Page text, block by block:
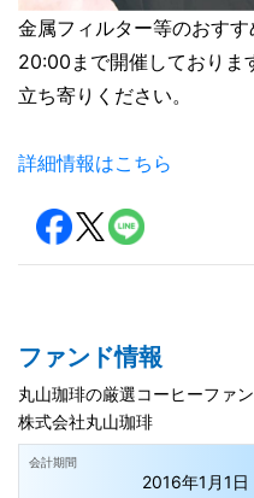
金属フィルター等のおすす
20:00まで開催しておりま
立ち寄りください。
詳細情報はこちら
ファンド情報
丸山珈琲の厳選コーヒーファ
株式会社丸山珈琲
会計期間
2016年1月1